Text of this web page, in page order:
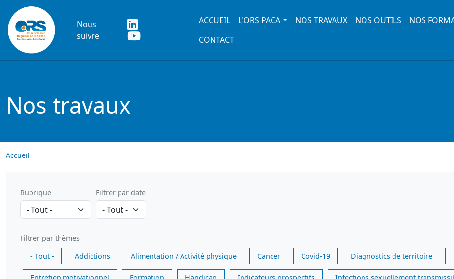
Aller au contenu principal
Nous
suivre
Main navigation
ACCUEIL L'ORS PACA NOS TRAVAUX NOS OUTILS NOS
CONTACT
Nos travaux
Accueil
Rubrique Filtrer par date
Filtrer par thèmes
- Tout -
Addictions Alimentation / Activité physique Cancer Covid-19 Diagnostics de territoire